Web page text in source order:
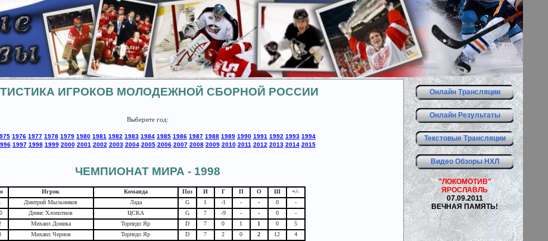
Онлайн Трансляции
Онлайн Результаты
Текстовые Трансляции
Видео Обзоры НХЛ
"ЛОКОМОТИВ"
ЯРОСЛАВЛЬ
07.09.2011
ВЕЧНАЯ ПАМЯТЬ!
ИГРОКОВ МОЛОДЕЖНОЙ СБОРНОЙ РОССИИ
Выберите год:
1976 1977 1978 1979 1980 1981 1982 1983 1984 1985 1986 1987 1988 1989 1990 1991 1992 1993 1994
1997 1998 1999 2000 2001 2002 2003 2004 2005 2006 2007 2008 2009 2010 2011 2012 2013 2014 2015
ЧЕМПИОНАТ МИРА - 1998
Игрок Команда Поз И Г П О Ш
+/-
Дмитрий Мыльников Лада G 1 -1 - - 0
-
Денис Хлопотнов ЦСКА G 7 -9 - - 0
-
Михаил Доника Торпедо Яр D 7 0 1 1 0
5
Михаил Чернов Торпедо Яр D 7 2 0 2 12
4